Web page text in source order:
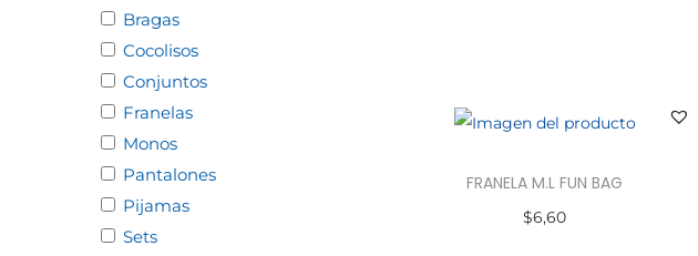
FRANELA M.L FUN BAG
$6,60
Bragas
Cocolisos
Conjuntos
Franelas
Monos
Pantalones
Pijamas
Sets